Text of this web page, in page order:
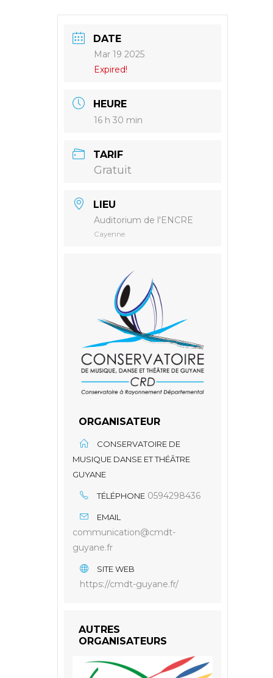
DATE
Mar 19 2025
Expired!
HEURE
16 h 30 min
TARIF
Gratuit
LIEU
Auditorium de l'ENCRE
Cayenne
ORGANISATEUR
CONSERVATOIRE DE
MUSIQUE DANSE ET THÉÂTRE
GUYANE
TÉLÉPHONE 0594298436
EMAIL
communication@cmdt-
guyane.fr
SITE WEB
https://cmdt-guyane.fr/
AUTRES
ORGANISATEURS